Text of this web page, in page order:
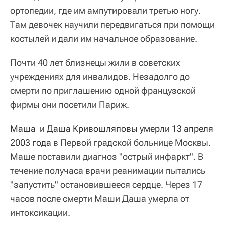
ортопедии, где им ампутировали третью ногу.
Там девочек научили передвигаться при помощи
костылей и дали им начальное образование.
Почти 40 лет близнецы жили в советских
учреждениях для инвалидов. Незадолго до
смерти по приглашению одной французской
фирмы они посетили Париж.
Маша  и Даша Кривошляповы умерли 13 апреля
2003 года в Первой градской больнице Москвы.
Маше поставили диагноз "острый инфаркт". В
течение получаса врачи реанимации пытались
"запустить" остановившееся сердце. Через 17
часов после смерти Маши Даша умерла от
интоксикации.